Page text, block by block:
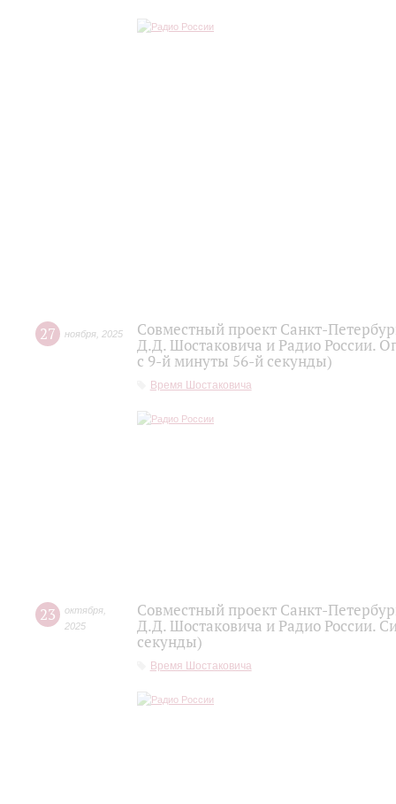
27 ноября 2025
Совместный проект Санкт-
Д.Д. Шостаковича и Радио России.
с 9-й минуты 56-й секунды)
Время Шостаковича
23 октября
2025
Совместный проект Санкт-
Д.Д. Шостаковича и Радио России.
секунды)
Время Шостаковича